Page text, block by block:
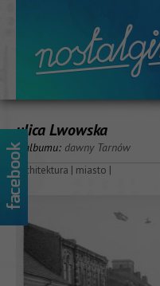
ulica Lwowska
z albumu: dawny Tarnów
architektura | miasto |